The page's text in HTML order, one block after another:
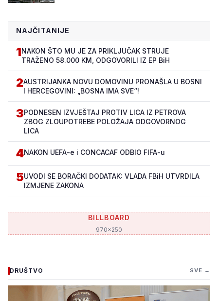
NAJČITANIJE
1NAKON ŠTO MU JE ZA PRIKLJUČAK STRUJE
TRAŽENO 58.000 KM, ODGOVORILI IZ EP BiH
2AUSTRIJANKA NOVU DOMOVINU PRONAŠLA U BOSNI
I HERCEGOVINI: „BOSNA IMA SVE“!
3PODNESEN IZVJEŠTAJ PROTIV LICA IZ PETROVA
ZBOG ZLOUPOTREBE POLOŽAJA ODGOVORNOG
LICA
4NAKON UEFA-e i CONCACAF ODBIO FIFA-u
5UVODI SE BORAČKI DODATAK: VLADA FBiH UTVRDILA
IZMJENE ZAKONA
BILLBOARD
970x250
DRUŠTVO SVE →